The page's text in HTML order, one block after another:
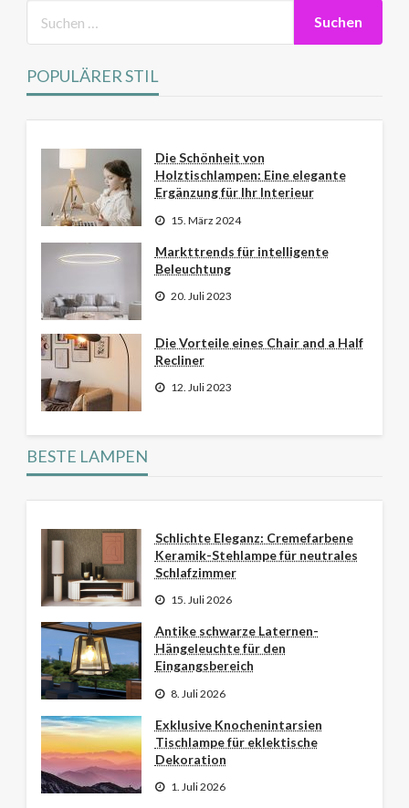
POPULÄRER STIL
Die Schönheit von
Holztischlampen: Eine elegante
Ergänzung für Ihr Interieur
15. März 2024
Markttrends für intelligente
Beleuchtung
20. Juli 2023
Die Vorteile eines Chair and a Half
Recliner
12. Juli 2023
BESTE LAMPEN
Schlichte Eleganz: Cremefarbene
Keramik-Stehlampe für neutrales
Schlafzimmer
15. Juli 2026
Antike schwarze Laternen-
Hängeleuchte für den
Eingangsbereich
8. Juli 2026
Exklusive Knochenintarsien
Tischlampe für eklektische
Dekoration
1. Juli 2026